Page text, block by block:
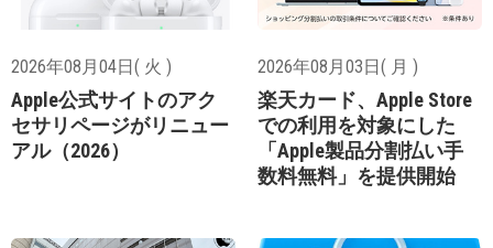
2026年08月04日( 火 )
Apple公式サイトのアク
セサリページがリニュー
アル（2026）
2026年08月03日( 月 )
楽天カード、Apple Store
での利用を対象にした
「Apple製品分割払い手
数料無料」を提供開始